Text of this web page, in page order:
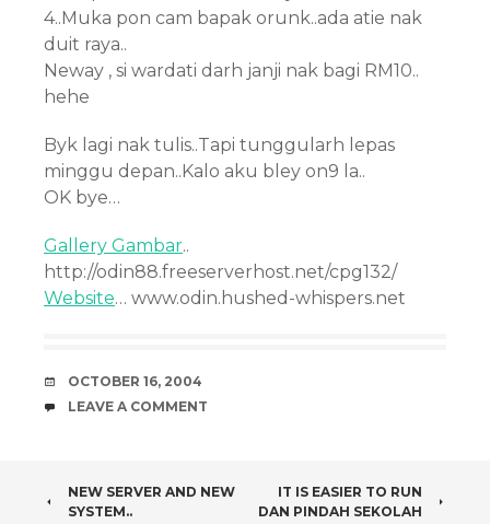
4..Muka pon cam bapak orunk..ada atie nak
duit raya..
Neway , si wardati darh janji nak bagi RM10..
hehe
Byk lagi nak tulis..Tapi tunggularh lepas
minggu depan..Kalo aku bley on9 la..
OK bye…
Gallery Gambar..
http://odin88.freeserverhost.net/cpg132/
Website… www.odin.hushed-whispers.net
DATE
OCTOBER 16, 2004
COMMENTS
LEAVE A COMMENT
POST
NEW SERVER AND NEW
SYSTEM..
IT IS EASIER TO RUN
DAN PINDAH SEKOLAH